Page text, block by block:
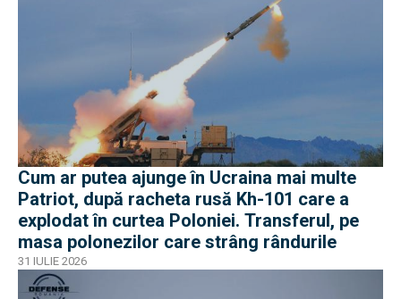
Cum ar putea ajunge în Ucraina mai multe
Patriot, după racheta rusă Kh-101 care a
explodat în curtea Poloniei. Transferul, pe
masa polonezilor care strâng rândurile
31 IULIE 2026